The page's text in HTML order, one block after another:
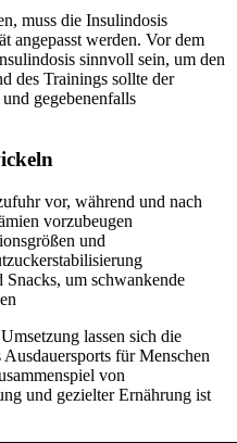
muss die Insulindosis
angepasst werden. Vor dem
sinnvoll sein, um den
des Trainings sollte der
gegebenenfalls
vor, während und nach
vorzubeugen
und
um schwankende
lassen sich die
für Menschen
von
und gezielter Ernährung ist